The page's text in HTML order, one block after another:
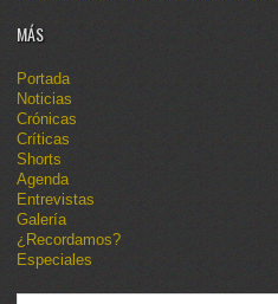
MÁS
Portada
Noticias
Crónicas
Críticas
Shorts
Agenda
Entrevistas
Galería
¿Recordamos?
Especiales